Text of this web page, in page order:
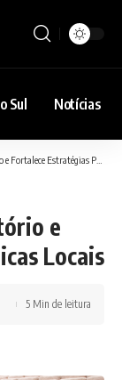
Sul Notícias
Estratégias Políticas Locais
e
Locais
5 Min de leitura